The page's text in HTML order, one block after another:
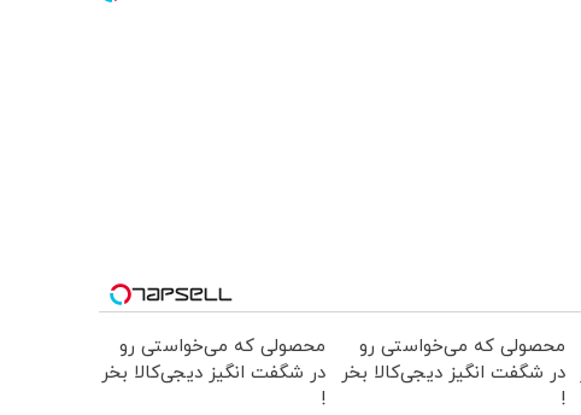
محصولی که می‌خواستی رو
در شگفت انگیز دیجی‌کالا بخر
!
محصولی که می‌خواستی رو
در شگفت انگیز دیجی‌کالا بخر
!